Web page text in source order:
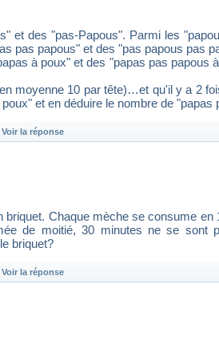
et des "pas-Papous". Parmi les
pas papous" et des "pas papous pas
à poux" et des "papas pas
moyenne 10 par tête)…et qu'il y a 2
et en déduire le nombre de "papas
Voir la réponse
briquet. Chaque mèche se consume
de moitié, 30 minutes ne se sont
briquet?
Voir la réponse